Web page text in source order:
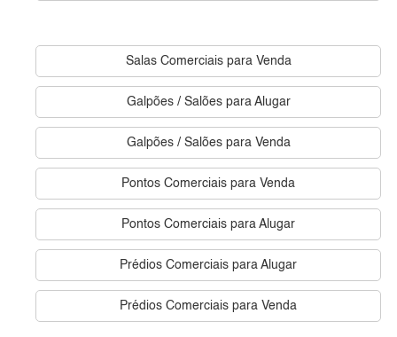
Salas Comerciais para Venda
Galpões / Salões para Alugar
Galpões / Salões para Venda
Pontos Comerciais para Venda
Pontos Comerciais para Alugar
Prédios Comerciais para Alugar
Prédios Comerciais para Venda